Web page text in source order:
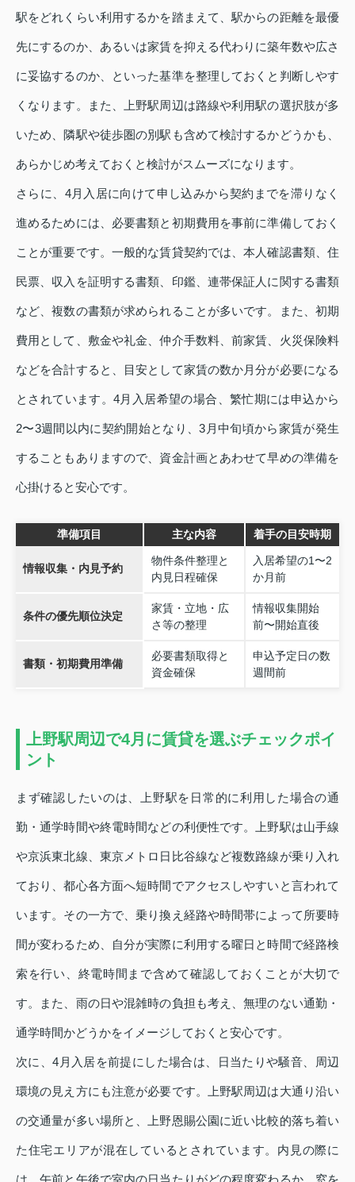
駅をどれくらい利用するかを踏まえて、駅からの距離を最優
先にするのか、あるいは家賃を抑える代わりに築年数や広さ
に妥協するのか、といった基準を整理しておくと判断しやす
くなります。また、上野駅周辺は路線や利用駅の選択肢が多
いため、隣駅や徒歩圏の別駅も含めて検討するかどうかも、
あらかじめ考えておくと検討がスムーズになります。
さらに、4月入居に向けて申し込みから契約までを滞りなく
進めるためには、必要書類と初期費用を事前に準備しておく
ことが重要です。一般的な賃貸契約では、本人確認書類、住
民票、収入を証明する書類、印鑑、連帯保証人に関する書類
など、複数の書類が求められることが多いです。また、初期
費用として、敷金や礼金、仲介手数料、前家賃、火災保険料
などを合計すると、目安として家賃の数か月分が必要になる
とされています。4月入居希望の場合、繁忙期には申込から
2〜3週間以内に契約開始となり、3月中旬頃から家賃が発生
することもありますので、資金計画とあわせて早めの準備を
心掛けると安心です。
準備項目 主な内容 着手の目安時期
情報収集・内見予約
物件条件整理と
内見日程確保
入居希望の1〜2
か月前
条件の優先順位決定
家賃・立地・広
さ等の整理
情報収集開始
前〜開始直後
書類・初期費用準備
必要書類取得と
資金確保
申込予定日の数
週間前
上野駅周辺で4月に賃貸を選ぶチェックポイ
ント
まず確認したいのは、上野駅を日常的に利用した場合の通
勤・通学時間や終電時間などの利便性です。上野駅は山手線
や京浜東北線、東京メトロ日比谷線など複数路線が乗り入れ
ており、都心各方面へ短時間でアクセスしやすいと言われて
います。その一方で、乗り換え経路や時間帯によって所要時
間が変わるため、自分が実際に利用する曜日と時間で経路検
索を行い、終電時間まで含めて確認しておくことが大切で
す。また、雨の日や混雑時の負担も考え、無理のない通勤・
通学時間かどうかをイメージしておくと安心です。
次に、4月入居を前提にした場合は、日当たりや騒音、周辺
環境の見え方にも注意が必要です。上野駅周辺は大通り沿い
の交通量が多い場所と、上野恩賜公園に近い比較的落ち着い
た住宅エリアが混在しているとされています。内見の際に
は、午前と午後で室内の日当たりがどの程度変わるか、窓を